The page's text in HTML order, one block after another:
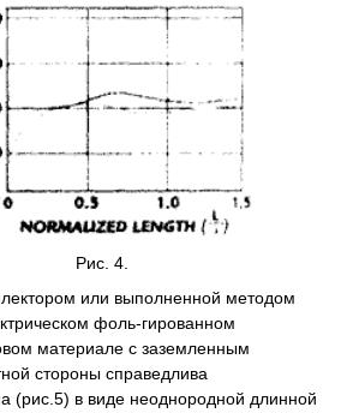
Рис. 4.
или выполненной методом
фоль-гированном
материале с заземленным
стороны справедлива
(рис.5) в виде неоднородной длинной